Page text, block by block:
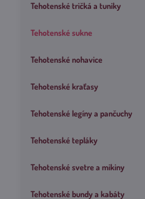
Tehotenské tričká a tuniky
Tehotenské sukne
Tehotenské nohavice
Tehotenské kraťasy
Tehotenské legíny a pančuchy
Tehotenské tepláky
Tehotenské svetre a mikiny
Tehotenské bundy a kabáty